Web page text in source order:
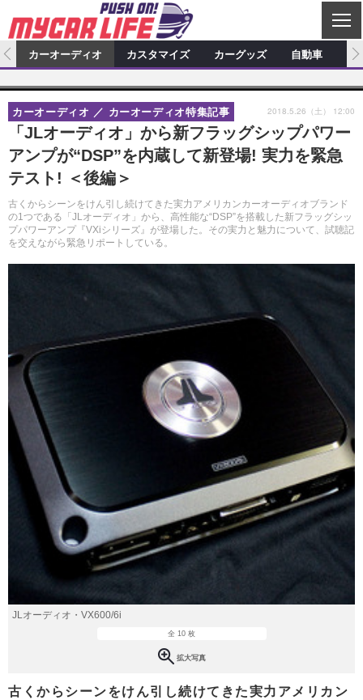
C
L
S
E
カーオーディオ
特集記事 新製品情報
プロショップ検索 ショップ訪問記
カーオーディオニュース デモカー製作記
その他
カスタマイズ
カスタマイズ特集記事 カスタマイズ新製品情報
カスタマイズニュース
カーグッズ
カーグッズ特集記事 カーグッズ新製品情報
カーグッズニュース
自動車
スクープ
カーオーディオ カスタマイズ カーグッズ 自動車
「JLオーディオ」から新フラッグシップパワー
アンプが“DSP”を内蔵して新登場! 実力を緊急
テスト! ＜後編＞
古くからシーンをけん引し続けてきた実力アメリカンカーオーディオブランド
の1つである「JLオーディオ」から、高性能な“DSP”を搭載した新フラッグシッ
プパワーアンプ『VXiシリーズ』が登場した。その実力と魅力について、試聴記
を交えながら緊急リポートしている。
カーオーディオ カーオーディオ特集記事 2018.5.26（土） 12:00
JLオーディオ・VX600/6i
全 10 枚
拡大写真
古くからシーンをけん引し続けてきた実力アメリカン